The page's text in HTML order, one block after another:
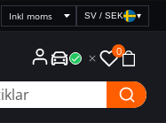
Välj
prisvisning
SV / SEK ▾
0